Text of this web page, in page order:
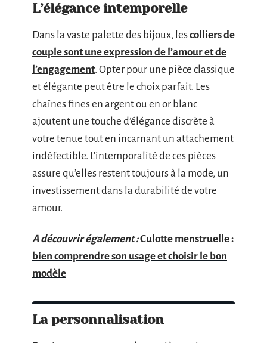
L’élégance intemporelle
Dans la vaste palette des bijoux, lescolliers de
couple sont une expression de l’amour et de
l’engagement. Opter pour une pièce classique
et élégante peut être le choix parfait. Les
chaînes fines en argent ou en or blanc
ajoutent une touche d’élégance discrète à
votre tenue tout en incarnant un attachement
indéfectible. L’intemporalité de ces pièces
assure qu’elles restent toujours à la mode, un
investissement dans la durabilité de votre
amour.
A découvrir également :Culotte menstruelle :
bien comprendre son usage et choisir le bon
modèle
La personnalisation